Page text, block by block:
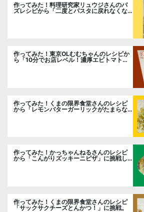
作ってみた！料理研究家リュウジさんのバ
ズレシピから「二度とパスタに戻れなくな
る冷やしカルボナーラ」に挑戦。
作ってみた！東京OLむむちゃんのレシピか
ら「10分でお店レベル！濃厚エビトマトク
作ってみた！くまの限界食堂さんのレシピ
から「レモンバターガーリックがたまらな
い」に挑戦。
作ってみた！かっちゃんねるさんのレシピ
から「こんがりズッキーニピザ」に挑戦し
作ってみた！くまの限界食堂さんのレシピ
「サックサクチーズとんかつ！」に挑戦。